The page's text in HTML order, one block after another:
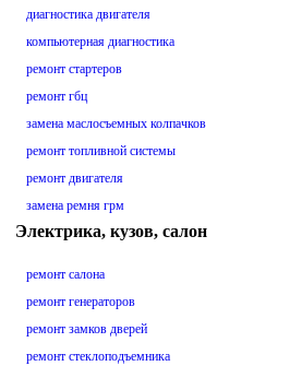
диагностика двигателя
компьютерная диагностика
ремонт стартеров
ремонт гбц
замена маслосъемных колпачков
ремонт топливной системы
ремонт двигателя
замена ремня грм
Электрика, кузов, салон
ремонт салона
ремонт генераторов
ремонт замков дверей
ремонт стеклоподъемника